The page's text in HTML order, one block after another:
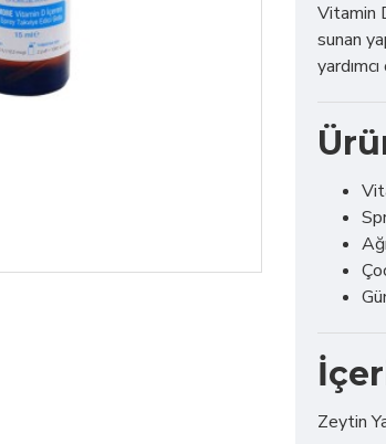
Vitamin
sunan
Zeytin